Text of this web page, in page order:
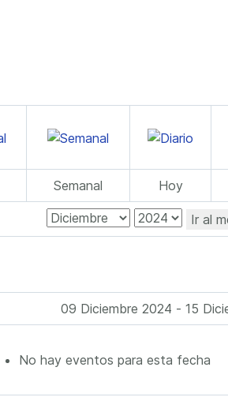
Semanal Hoy
Ir al
09 Diciembre 2024 - 15
No hay eventos para esta fecha